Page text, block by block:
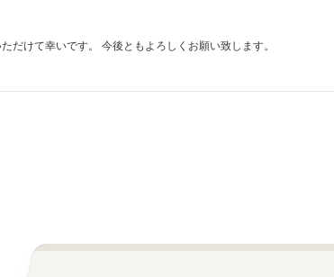
だけて幸いです。 今後ともよろしくお願い致します。